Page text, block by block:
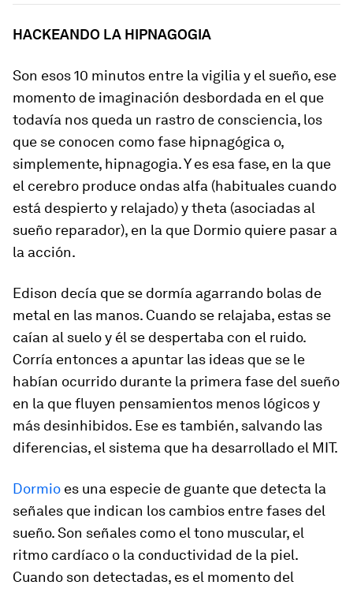
HACKEANDO LA HIPNAGOGIA
Son esos 10 minutos entre la vigilia y el sueño, ese
momento de imaginación desbordada en el que
todavía nos queda un rastro de consciencia, los
que se conocen como fase hipnagógica o,
simplemente, hipnagogia. Y es esa fase, en la que
el cerebro produce ondas alfa (habituales cuando
está despierto y relajado) y theta (asociadas al
sueño reparador), en la que Dormio quiere pasar a
la acción.
Edison decía que se dormía agarrando bolas de
metal en las manos. Cuando se relajaba, estas se
caían al suelo y él se despertaba con el ruido.
Corría entonces a apuntar las ideas que se le
habían ocurrido durante la primera fase del sueño
en la que fluyen pensamientos menos lógicos y
más desinhibidos. Ese es también, salvando las
diferencias, el sistema que ha desarrollado el MIT.
Dormio es una especie de guante que detecta la
señales que indican los cambios entre fases del
sueño. Son señales como el tono muscular, el
ritmo cardíaco o la conductividad de la piel.
Cuando son detectadas, es el momento del